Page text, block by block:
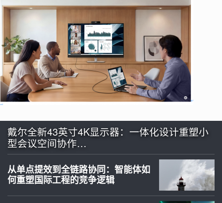
戴尔全新43英寸4K显示器：一体化设计重塑小
型会议空间协作…
从单点提效到全链路协同：智能体如
何重塑国际工程的竞争逻辑